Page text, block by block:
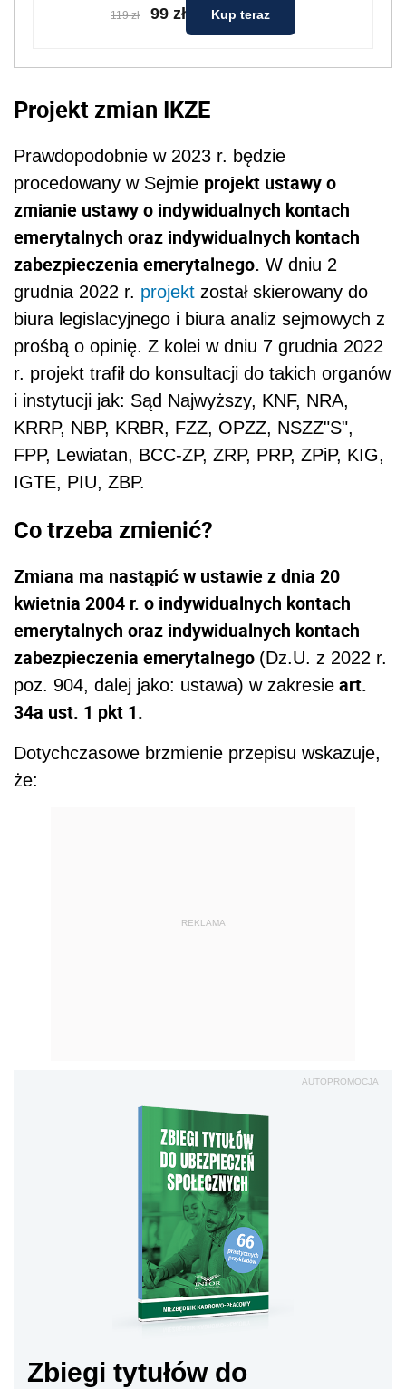
119 zł 99 zł Kup teraz
Projekt zmian IKZE
Prawdopodobnie w 2023 r. będzie
procedowany w Sejmie projekt ustawy o
zmianie ustawy o indywidualnych kontach
emerytalnych oraz indywidualnych kontach
zabezpieczenia emerytalnego. W dniu 2
grudnia 2022 r. projekt został skierowany do
biura legislacyjnego i biura analiz sejmowych z
prośbą o opinię. Z kolei w dniu 7 grudnia 2022
r. projekt trafił do konsultacji do takich organów
i instytucji jak: Sąd Najwyższy, KNF, NRA,
KRRP, NBP, KRBR, FZZ, OPZZ, NSZZ"S",
FPP, Lewiatan, BCC-ZP, ZRP, PRP, ZPiP, KIG,
IGTE, PIU, ZBP.
Co trzeba zmienić?
Zmiana ma nastąpić w ustawie z dnia 20
kwietnia 2004 r. o indywidualnych kontach
emerytalnych oraz indywidualnych kontach
zabezpieczenia emerytalnego (Dz.U. z 2022 r.
poz. 904, dalej jako: ustawa) w zakresie art.
34a ust. 1 pkt 1.
Dotychczasowe brzmienie przepisu wskazuje,
że:
REKLAMA
AUTOPROMOCJA
Zbiegi tytułów do